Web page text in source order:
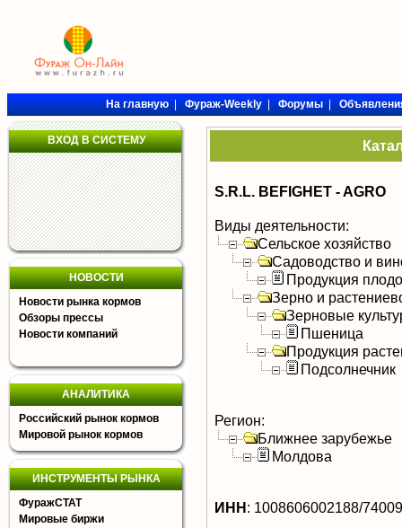
На главную|Фураж-Weekly|Форумы|
ВХОД В СИСТЕМУ
НОВОСТИ
Новости рынка кормов
Обзоры прессы
Новости компаний
АНАЛИТИКА
Российский рынок кормов
Мировой рынок кормов
ИНСТРУМЕНТЫ РЫНКА
ФуражСТАТ
Мировые биржи
S.R.L. BEFIGHET - AGRO
Виды деятельности:
Сельское хозяйство
Садоводство и
Продукция
Зерно и
Зерновые
Пшеница
Продукция
Подсолнечник
Регион:
Ближнее зарубежье
Молдова
ИНН: 1008606002188/